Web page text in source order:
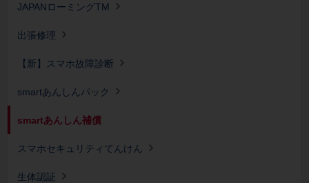
JAPANローミングTM
出張修理
【新】スマホ故障診断
smartあんしんパック
smartあんしん補償
スマホセキュリティてんけん
生体認証